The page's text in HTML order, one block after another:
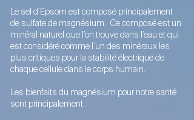
Le sel d’Epsom est composé principalement
de sulfate de magnésium. Ce composé est un
minéral naturel que l’on trouve dans l’eau et qui
est considéré comme l’un des minéraux les
plus critiques pour la stabilité électrique de
chaque cellule dans le corps humain.
Les bienfaits du magnésium pour notre santé
sont principalement :